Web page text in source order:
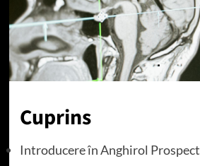
Cuprins
Introducere în Anghirol Prospect